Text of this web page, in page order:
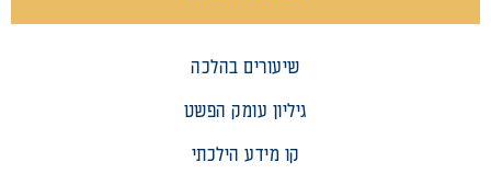
שיעורים בהלכה
גיליון עומק הפשט
קו מידע הילכתי